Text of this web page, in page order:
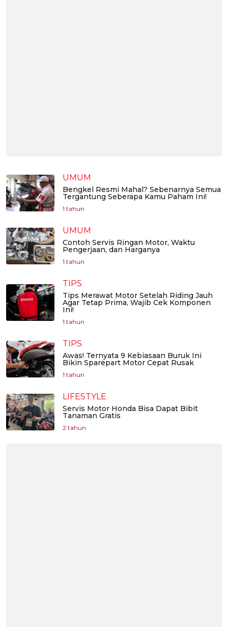
UMUM
Bengkel Resmi Mahal? Sebenarnya Semua
Tergantung Seberapa Kamu Paham Ini!
1 tahun
UMUM
Contoh Servis Ringan Motor, Waktu
Pengerjaan, dan Harganya
1 tahun
TIPS
Tips Merawat Motor Setelah Riding Jauh
Agar Tetap Prima, Wajib Cek Komponen
Ini!
1 tahun
TIPS
Awas! Ternyata 9 Kebiasaan Buruk Ini
Bikin Sparepart Motor Cepat Rusak
1 tahun
LIFESTYLE
Servis Motor Honda Bisa Dapat Bibit
Tanaman Gratis
2 tahun